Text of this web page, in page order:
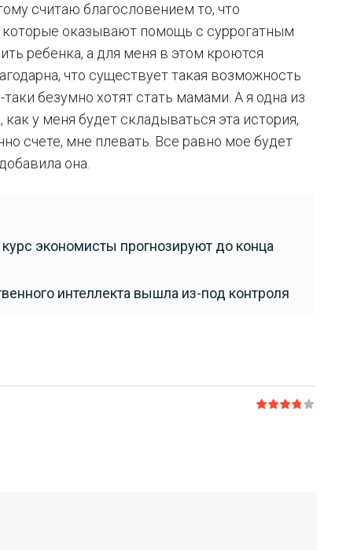
считаю благословением то, что
оказывают помощь с суррогатным
ребенка, а для меня в этом кроются
что существует такая ​​возможность
безумно хотят стать мамами. А я одна из
у меня будет складываться эта история,
счете, мне плевать. Все равно мое будет
она.
экономисты прогнозируют до конца
интеллекта вышла из-под контроля